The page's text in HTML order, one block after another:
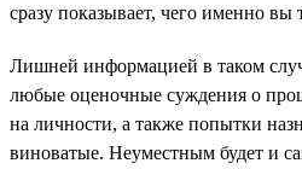
сразу показывает, чего именно вы
Лишней информацией в таком
любые оценочные суждения о
на личности, а также попытки
виноватые. Неуместным будет и